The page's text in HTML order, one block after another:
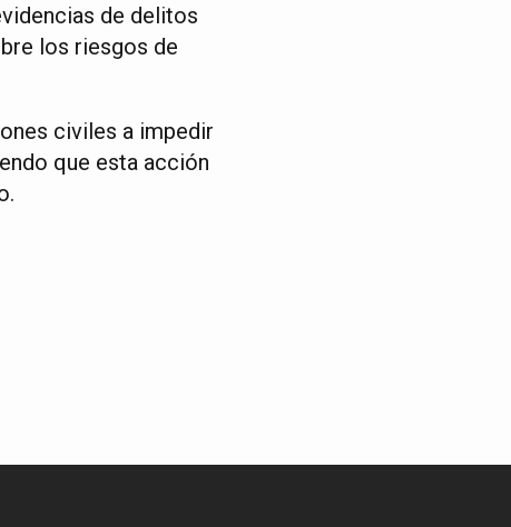
de delitos
los riesgos de
civiles a impedir
que esta acción